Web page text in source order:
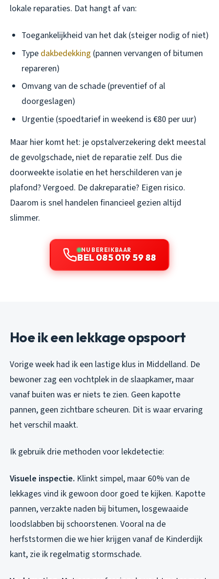
lokale reparaties. Dat hangt af van:
Toegankelijkheid van het dak (steiger nodig of niet)
Type dakbedekking (pannen vervangen of bitumen
repareren)
Omvang van de schade (preventief of al
doorgeslagen)
Urgentie (spoedtarief in weekend is €80 per uur)
Maar hier komt het: je opstalverzekering dekt meestal
de gevolgschade, niet de reparatie zelf. Dus die
doorweekte isolatie en het herschilderen van je
plafond? Vergoed. De dakreparatie? Eigen risico.
Daarom is snel handelen financieel gezien altijd
slimmer.
NU BEREIKBAAR
BEL 085 019 59 88
Hoe ik een lekkage opspoort
Vorige week had ik een lastige klus in Middelland. De
bewoner zag een vochtplek in de slaapkamer, maar
vanaf buiten was er niets te zien. Geen kapotte
pannen, geen zichtbare scheuren. Dit is waar ervaring
het verschil maakt.
Ik gebruik drie methoden voor lekdetectie:
Visuele inspectie. Klinkt simpel, maar 60% van de
lekkages vind ik gewoon door goed te kijken. Kapotte
pannen, verzakte naden bij bitumen, losgewaaide
loodslabben bij schoorstenen. Vooral na de
herfststormen die we hier krijgen vanaf de Kinderdijk
kant, zie ik regelmatig stormschade.